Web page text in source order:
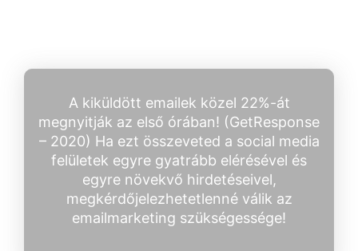
A kiküldött emailek közel 22%-át
megnyitják az első órában! (GetResponse
– 2020) Ha ezt összeveted a social media
felületek egyre gyatrább elérésével és
egyre növekvő hirdetéseivel,
megkérdőjelezhetetlenné válik az
emailmarketing szükségessége!